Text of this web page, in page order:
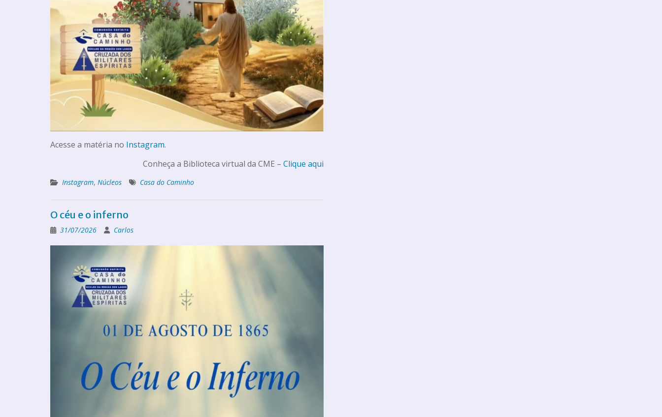
Acesse a matéria no Instagram.
Conheça a Biblioteca virtual da CME – Clique aqui
Instagram, Núcleos Casa do Caminho
O céu e o inferno
31/07/2026 Carlos